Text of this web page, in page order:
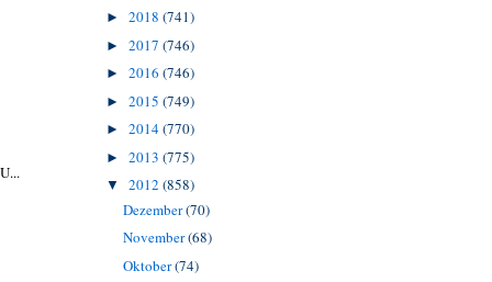
► 2018 (741)
► 2017 (746)
► 2016 (746)
► 2015 (749)
► 2014(770)
► 2013 (775)
▼ 2012 (858)
Dezember(70)
November(68)
Oktober(74)